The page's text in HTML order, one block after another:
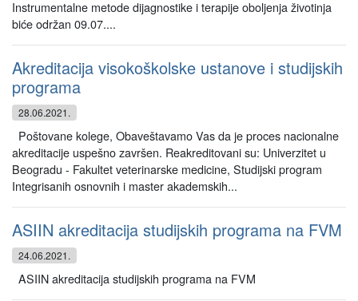
Instrumentalne metode dijagnostike i terapije oboljenja životinja
biće održan 09.07....
Akreditacija visokoškolske ustanove i studijskih
programa
28.06.2021.
Poštovane kolege, Obaveštavamo Vas da je proces nacionalne
akreditacije uspešno završen. Reakreditovani su: Univerzitet u
Beogradu - Fakultet veterinarske medicine, Studijski program
Integrisanih osnovnih i master akademskih...
ASIIN akreditacija studijskih programa na FVM
24.06.2021.
ASIIN akreditacija studijskih programa na FVM